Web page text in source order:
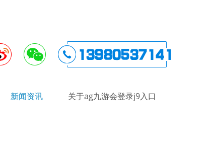
新闻资讯 关于ag九游会登录j9入口